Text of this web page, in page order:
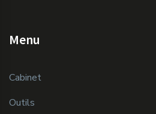
Menu
Cabinet
Outils